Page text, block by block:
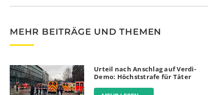
MEHR BEITRÄGE UND THEMEN
Urteil nach Anschlag auf Verdi-
Demo: Höchststrafe für Täter